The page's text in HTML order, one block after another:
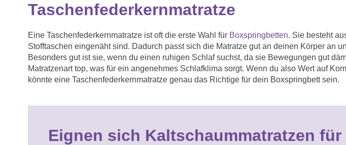
Taschenfederkernmatratze
Eine Taschenfederkernmatratze ist oft die erste Wahl für Boxspringbetten. Sie besteht
Stofftaschen eingenäht sind. Dadurch passt sich die Matratze gut an deinen Körper an
Besonders gut ist sie, wenn du einen ruhigen Schlaf suchst, da sie Bewegungen gut
Matratzenart top, was für ein angenehmes Schlafklima sorgt. Wenn du also Wert auf
könnte eine Taschenfederkernmatratze genau das Richtige für dein Boxspringbett sein.
Eignen sich Kaltschaummatratzen für